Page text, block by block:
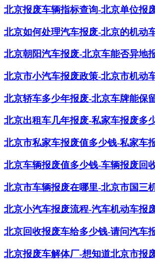
北京报废车辆指标查询-北京单位报
北京如何处理汽车报废-北京的机动
北京朝阳汽车报废-北京车能否异地
北京市小汽车报废政策-北京市机动
北京轿车多少年报废-北京车牌能保
北京出租车几年报废-私家车报废多
北京市私家车报废值多少钱-私家车
北京车辆报废值多少钱-车辆报废回
北京市车辆报废在哪里-北京市国三
北京小汽车报废流程-汽车机动车报
北京回收报废车给多少钱-请问汽车
北京报废车解体厂-想知道北京市报